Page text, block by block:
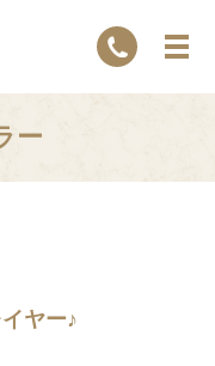
ー
ヤー♪